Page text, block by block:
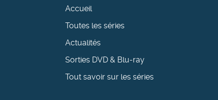
Accueil
Toutes les séries
Actualités
Sorties DVD & Blu-ray
Tout savoir sur les séries